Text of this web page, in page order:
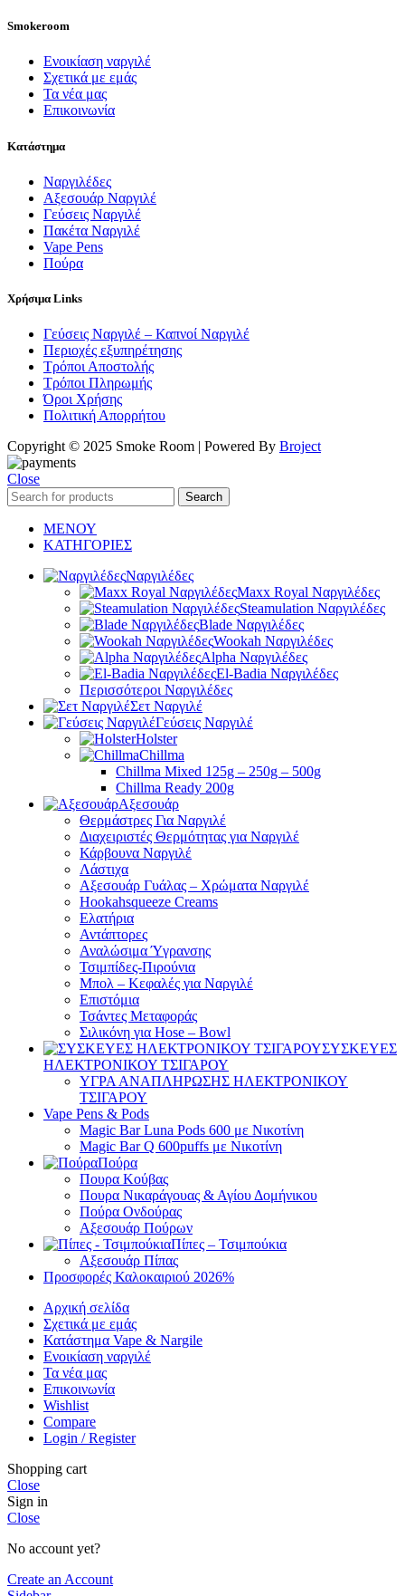
Smokeroom
Ενοικίαση ναργιλέ
Σχετικά με εμάς
Τα νέα μας
Επικοινωνία
Κατάστημα
Ναργιλέδες
Αξεσουάρ Ναργιλέ
Γεύσεις Ναργιλέ
Πακέτα Ναργιλέ
Vape Pens
Πούρα
Χρήσιμα Links
Γεύσεις Ναργιλέ – Καπνοί Ναργιλέ
Περιοχές εξυπηρέτησης
Τρόποι Αποστολής
Τρόποι Πληρωμής
Όροι Χρήσης
Πολιτική Απορρήτου
Copyright © 2025 Smoke Room | Powered By Broject
Close
Search
ΜΕΝΟΥ
ΚΑΤΗΓΟΡΙΕΣ
Ναργιλέδες
Maxx Royal Ναργιλέδες
Steamulation Ναργιλέδες
Blade Ναργιλέδες
Wookah Ναργιλέδες
Alpha Ναργιλέδες
El-Badia Ναργιλέδες
Περισσότεροι Ναργιλέδες
Σετ Ναργιλέ
Γεύσεις Ναργιλέ
Holster
Chillma
Chillma Mixed 125g – 250g – 500g
Chillma Ready 200g
Αξεσουάρ
Θερμάστρες Για Ναργιλέ
Διαχειριστές Θερμότητας για Ναργιλέ
Κάρβουνα Ναργιλέ
Λάστιχα
Αξεσουάρ Γυάλας – Χρώματα Ναργιλέ
Hookahsqueeze Creams
Ελατήρια
Αντάπτορες
Αναλώσιμα Ύγρανσης
Τσιμπίδες-Πιρούνια
Μπολ – Κεφαλές για Ναργιλέ
Επιστόμια
Τσάντες Μεταφοράς
Σιλικόνη για Hose – Bowl
ΣΥΣΚΕΥΕΣ
ΗΛΕΚΤΡΟΝΙΚΟΥ ΤΣΙΓΑΡΟΥ
ΥΓΡΑ ΑΝΑΠΛΗΡΩΣΗΣ ΗΛΕΚΤΡΟΝΙΚΟΥ
ΤΣΙΓΑΡΟΥ
Vape Pens & Pods
Magic Bar Luna Pods 600 με Νικοτίνη
Magic Bar Q 600puffs με Νικοτίνη
Πούρα
Πουρα Kούβας
Πουρα Νικαράγουας & Αγίου Δομήνικου
Πούρα Ονδούρας
Αξεσουάρ Πούρων
Πίπες – Τσιμπούκια
Αξεσουάρ Πίπας
Προσφορές Καλοκαιριού 2026%
Αρχική σελίδα
Σχετικά με εμάς
Κατάστημα Vape & Nargile
Ενοικίαση ναργιλέ
Τα νέα μας
Επικοινωνία
Wishlist
Compare
Login / Register
Shopping cart
Close
Sign in
Close
No account yet?
Create an Account